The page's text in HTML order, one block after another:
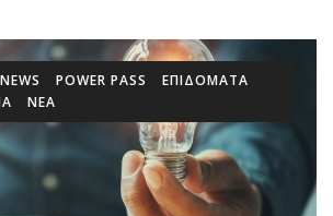
POWER PASS
ΕΠΙΔΌΜΑΤΑ
ΝΕΑ